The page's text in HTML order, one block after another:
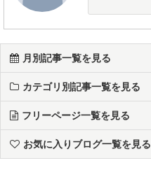
月別記事一覧を見る
カテゴリ別記事一覧を見る
フリーページ一覧を見る
お気に入りブログ一覧を見る